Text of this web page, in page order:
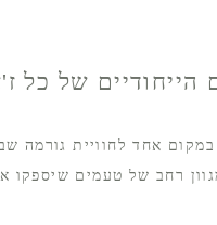
של כל